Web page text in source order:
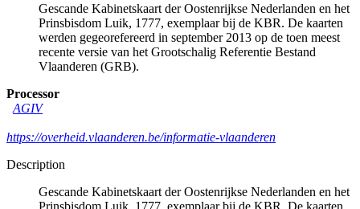
Gescande Kabinetskaart der Oostenrijkse Nederlanden en het
Prinsbisdom Luik, 1777, exemplaar bij de KBR. De kaarten
werden gegeorefereerd in september 2013 op de toen meest
recente versie van het Grootschalig Referentie Bestand
Vlaanderen (GRB).
Processor
AGIV
https://overheid.vlaanderen.be/informatie-vlaanderen
Description
Gescande Kabinetskaart der Oostenrijkse Nederlanden en het